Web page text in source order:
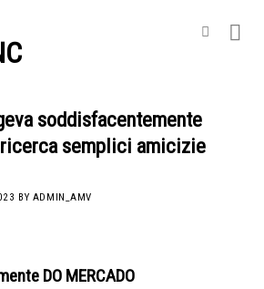
soddisfacentemente
semplici amicizie
BY ADMIN_AMV
DO MERCADO